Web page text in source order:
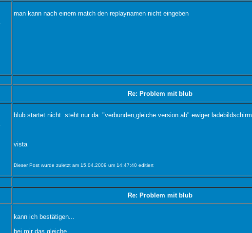
man kann nach einem match den replaynamen nicht eingeben
Re: Problem mit blub
blub startet nicht. steht nur da: "verbunden,gleiche version ab" ewiger ladebildschirm
vista
Dieser Post wurde zuletzt am 15.04.2009 um 14:47:40 editiert
Re: Problem mit blub
kann ich bestätigen...
bei mir das gleiche